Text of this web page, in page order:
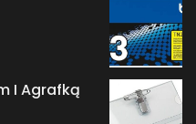
I Agrafką